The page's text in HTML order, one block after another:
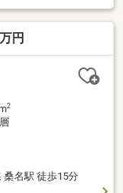
ス「高塚町」徒歩
車ラクラク◆津
ると、詳細をご
＝＝＝＝＝＝＝＝
費用がかかる
＝＝＝＝＝＝＝＝
円
2
桑名駅 徒歩15分